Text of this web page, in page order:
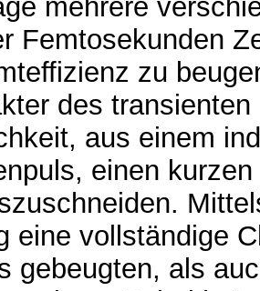
mehrere
Femtosekunden
zu
des
aus einem
einen
eine vollständige
gebeugten, als